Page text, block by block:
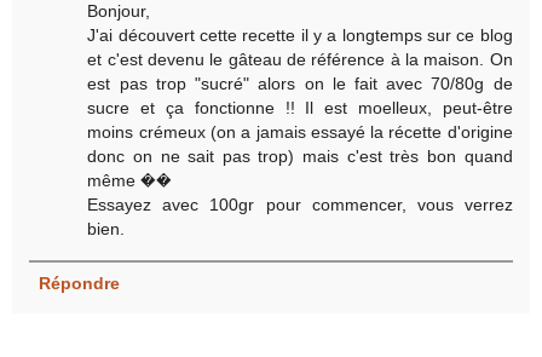
Bonjour,
J'ai découvert cette recette il y a longtemps sur ce blog
et c'est devenu le gâteau de référence à la maison. On
est pas trop "sucré" alors on le fait avec 70/80g de
sucre et ça fonctionne !! Il est moelleux, peut-être
moins crémeux (on a jamais essayé la récette d'origine
donc on ne sait pas trop) mais c'est très bon quand
même ��
Essayez avec 100gr pour commencer, vous verrez
bien.
Répondre